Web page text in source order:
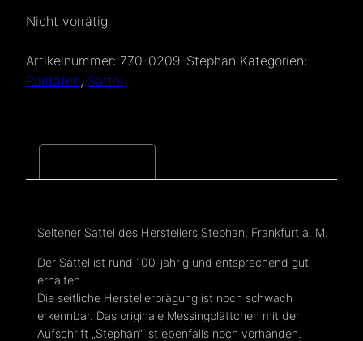
Nicht vorrätig
Artikelnummer: 770-0209-Stephan Kategorien:
Raritäten, Sattel
Seltener Sattel des Herstellers Stephan, Frankfurt a. M.
Der Sattel ist rund 100-jährig und entsprechend gut
erhalten.
Die seitliche Herstellerprägung ist noch schwach
erkennbar. Das originale Messingplättchen mit der
Aufschrift „Stephan“ ist ebenfalls noch vorhanden.